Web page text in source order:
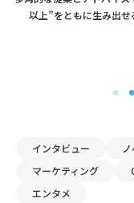
インタビュー
マーケティング
エンタメ